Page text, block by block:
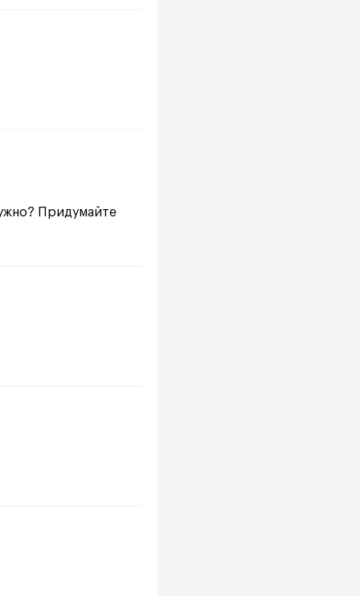
Придумайте